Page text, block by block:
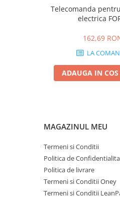
Telecomanda
electrica
162,69
LA
ADAUGA IN COS
MAGAZINUL MEU
Termeni si Conditii
Politica de
Politica de livrare
Termeni si Conditii Oney
Termeni si Conditii